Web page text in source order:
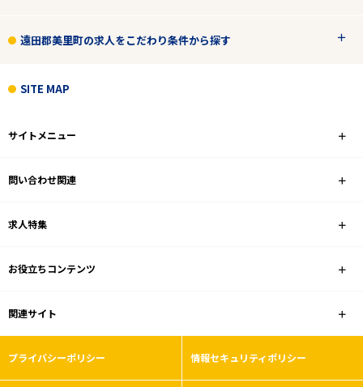
遠田郡美里町の求人をこだわり条件から探す
SITE MAP
サイトメニュー
問い合わせ関連
求人特集
お役立ちコンテンツ
関連サイト
プライバシーポリシー 情報セキュリティポリシー